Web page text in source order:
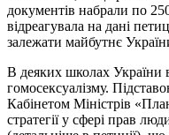
документів набрали по
відреагувала на дані
залежати майбутнє
В деяких школах України
гомосексуалізму.
Кабінетом Міністрів
стратегії у сфері прав